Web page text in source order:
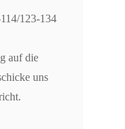
123-134
auf die
uns